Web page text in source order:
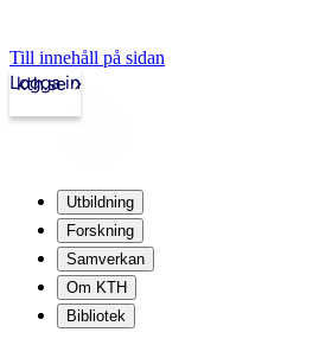
Till innehåll på sidan
kth.se
Logga in
Utbildning
Forskning
Samverkan
Om KTH
Bibliotek